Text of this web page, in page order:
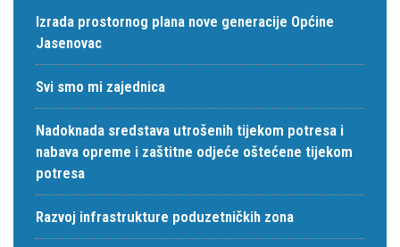
Izrada prostornog plana nove generacije Općine
Jasenovac
Svi smo mi zajednica
Nadoknada sredstava utrošenih tijekom potresa i
nabava opreme i zaštitne odjeće oštećene tijekom
potresa
Razvoj infrastrukture poduzetničkih zona